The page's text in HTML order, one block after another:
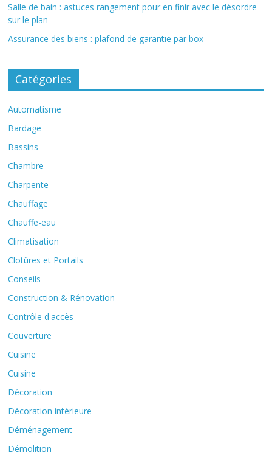
Salle de bain : astuces rangement pour en finir avec le désordre
sur le plan
Assurance des biens : plafond de garantie par box
Catégories
Automatisme
Bardage
Bassins
Chambre
Charpente
Chauffage
Chauffe-eau
Climatisation
Clotûres et Portails
Conseils
Construction & Rénovation
Contrôle d'accès
Couverture
Cuisine
Cuisine
Décoration
Décoration intérieure
Déménagement
Démolition